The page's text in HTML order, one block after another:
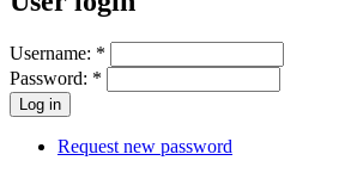
Username: *
Password: *
Request new password